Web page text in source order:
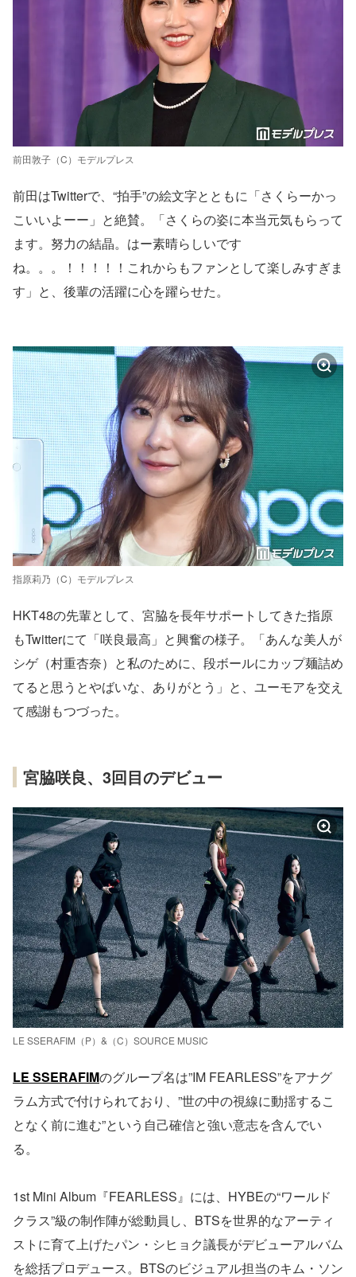
前田敦子（C）モデルプレス
前田はTwitterで、“拍手”の絵文字とともに「さくらーかっ
こいいよーー」と絶賛。「さくらの姿に本当元気もらって
ます。努力の結晶。はー素晴らしいです
ね。。。！！！！！これからもファンとして楽しみすぎま
す」と、後輩の活躍に心を躍らせた。
指原莉乃（C）モデルプレス
HKT48の先輩として、宮脇を長年サポートしてきた指原
もTwitterにて「咲良最高」と興奮の様子。「あんな美人が
シゲ（村重杏奈）と私のために、段ボールにカップ麺詰め
てると思うとやばいな、ありがとう」と、ユーモアを交え
て感謝もつづった。
宮脇咲良、3回目のデビュー
LE SSERAFIM（P）&（C）SOURCE MUSIC
LE SSERAFIMのグループ名は”IM FEARLESS”をアナグ
ラム方式で付けられており、”世の中の視線に動揺するこ
となく前に進む”という自己確信と強い意志を含んでい
る。
1st Mini Album『FEARLESS』には、HYBEの“ワールド
クラス”級の制作陣が総動員し、BTSを世界的なアーティ
ストに育て上げたパン・シヒョク議長がデビューアルバム
を総括プロデュース。BTSのビジュアル担当のキム・ソン